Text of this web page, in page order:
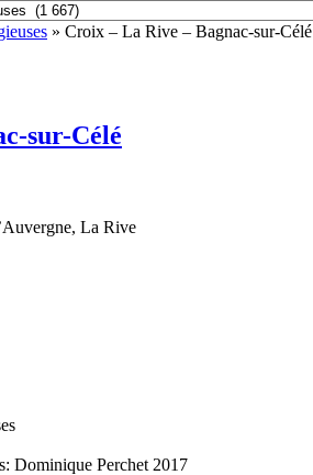
» Croix – La Rive – Bagnac-sur-Célé
sur-Célé
La Rive
Dominique Perchet 2017